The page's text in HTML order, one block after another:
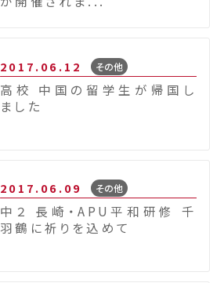
2017.06.12 その他
高校 中国の留学生が帰国し
ました
2017.06.09 その他
中２ 長崎・APU平和研修 千
羽鶴に祈りを込めて